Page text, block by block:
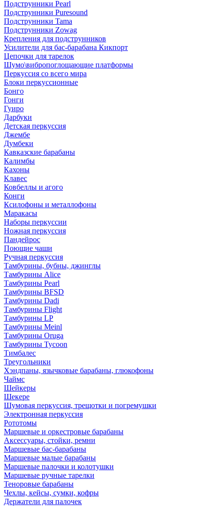
Подструнники Pearl
Подструнники Puresound
Подструнники Tama
Подструнники Zowag
Крепления для подструнников
Усилители для бас-барабана Кикпорт
Цепочки для тарелок
Шумо\вибропоглощающие платформы
Перкуссия со всего мира
Блоки перкуссионные
Бонго
Гонги
Гуиро
Дарбуки
Детская перкуссия
Джембе
Думбеки
Кавказские барабаны
Калимбы
Кахоны
Клавес
Ковбеллы и агого
Конги
Ксилофоны и металлофоны
Маракасы
Наборы перкуссии
Ножная перкуссия
Пандейрос
Поющие чаши
Ручная перкуссия
Тамбурины, бубны, джинглы
Тамбурины Alice
Тамбурины Pearl
Тамбурины BFSD
Тамбурины Dadi
Тамбурины Flight
Тамбурины LP
Тамбурины Meinl
Тамбурины Oruga
Тамбурины Tycoon
Тимбалес
Треугольники
Хэндпаны, язычковые барабаны, глюкофоны
Чаймс
Шейкеры
Шекере
Шумовая перкуссия, трещотки и погремушки
Электронная перкуссия
Рототомы
Маршевые и оркестровые барабаны
Аксессуары, стойки, ремни
Маршевые бас-барабаны
Маршевые малые барабаны
Маршевые палочки и колотушки
Маршевые ручные тарелки
Теноровые барабаны
Чехлы, кейсы, сумки, кофры
Держатели для палочек